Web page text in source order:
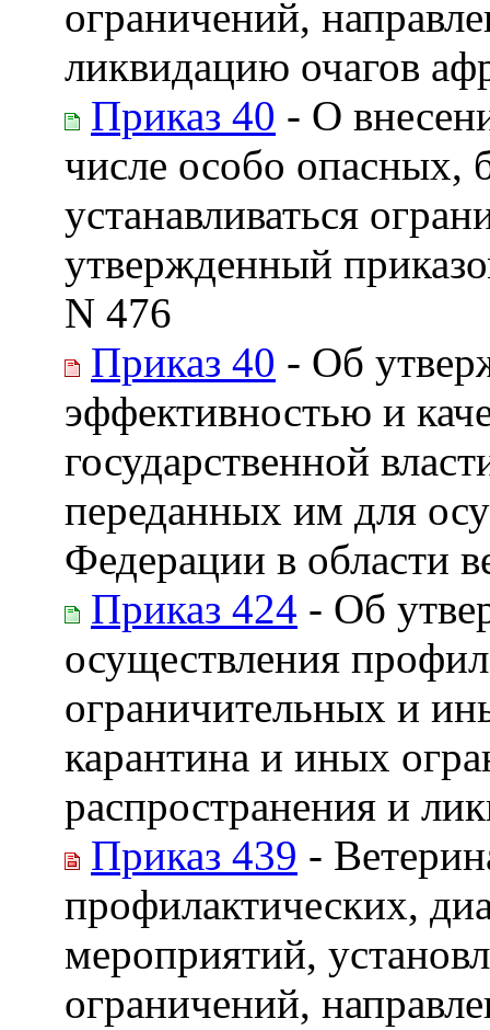
ограничений,
ликвидацию очагов
Приказ 40 - О
числе особо опасных,
устанавливаться
утвержденный
N 476
Приказ 40 - Об
эффективностью и
государственной
переданных им для
Федерации в области
Приказ 424 - Об
осуществления
ограничительных и
карантина и иных
распространения и
Приказ 439 -
профилактических,
мероприятий,
ограничений,